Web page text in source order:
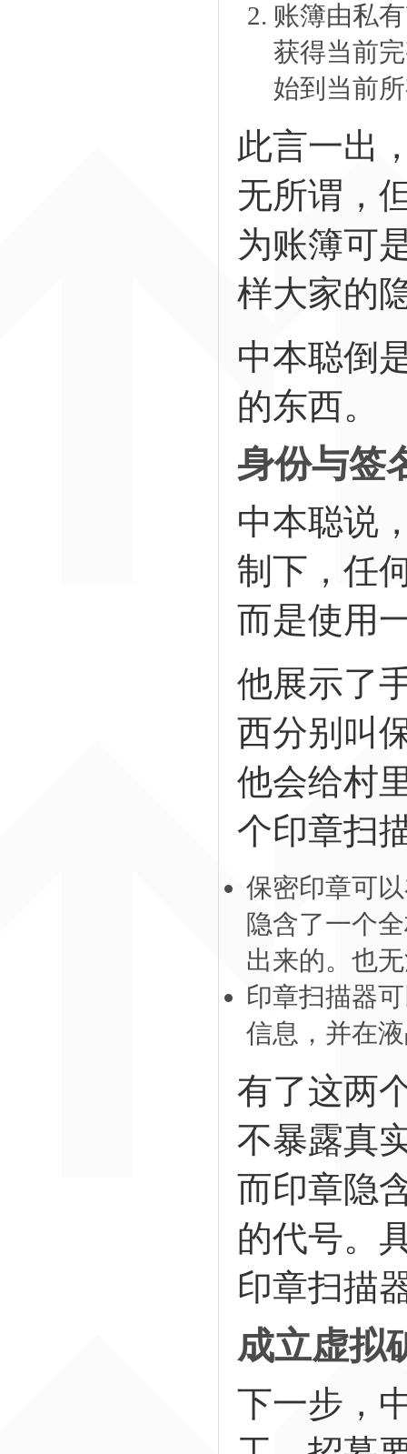
账簿由私
获得当前
始到当前
此言一出
无所谓，
为账簿可
样大家的
中本聪倒
的东西。
身份与签
中本聪说
制下，任
而是使用
他展示了
西分别叫
他会给村
个印章扫
保密印章可
隐含了一个
出来的。也
印章扫描器
信息，并在
有了这两
不暴露真
而印章隐
的代号。
印章扫描
成立虚拟
下一步，